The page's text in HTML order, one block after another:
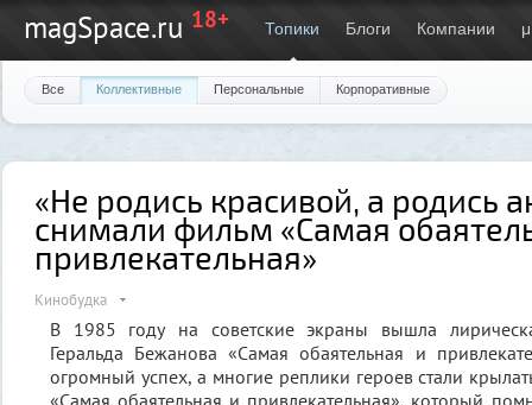
magSpace.ru 18+ Топики Блоги Компании μ
Все Коллективные Персональные Корпоративные
«Не родись красивой, а родись
снимали фильм «Самая
привлекательная»
Кинобудка
В 1985 году на советские экраны вышла
Геральда Бежанова «Самая обаятельная и
огромный успех, а многие реплики героев стали
«Самая обаятельная и привлекательная», который